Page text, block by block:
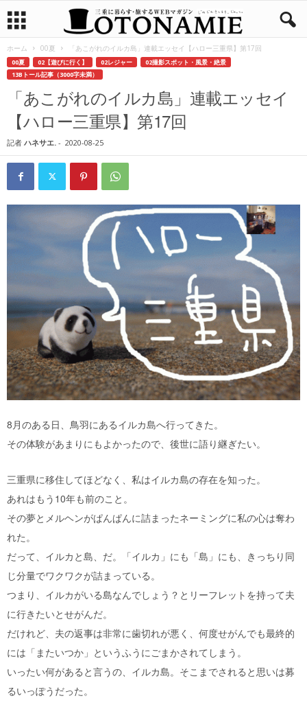
ホーム 00夏 「あこがれのイルカ島」連載エッセイ【ハロー三重県】第17回
00夏 02【遊びに行く】 02レジャー
02撮影スポット・風景・絶景
13Bトール記事（3000字未満）
「あこがれのイルカ島」連載エッセイ
【ハロー三重県】第17回
記者 ハネサエ. - 2020-08-25
8月のある日、鳥羽にあるイルカ島へ行ってきた。
その体験があまりにもよかったので、後世に語り継ぎたい。
三重県に移住してほどなく、私はイルカ島の存在を知った。
あれはもう10年も前のこと。
その夢とメルヘンがぱんぱんに詰まったネーミングに私の心は奪わ
れた。
だって、イルカと島、だ。「イルカ」にも「島」にも、きっちり同
じ分量でワクワクが詰まっている。
つまり、イルカがいる島なんでしょう？とリーフレットを持って夫
に行きたいとせがんだ。
だけれど、夫の返事は非常に歯切れが悪く、何度せがんでも最終的
には「またいつか」というふうにごまかされてしまう。
いったい何があると言うの、イルカ島。そこまでされると思いは募
るいっぽうだった。